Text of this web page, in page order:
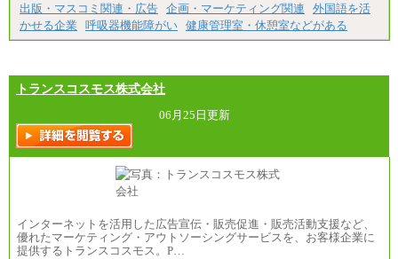
出版・マスコミ関連・広告 企画・マーケティング関連
外国語を活
かせる企業
呼吸器機能障がい 健康管理室・休憩室などがある
トランスコスモス株式会社
06月25日更新
インターネットを活用した広告宣伝・販売促進・販売活動支援など、
優れたマーケティング・アウトソーシングサービスを、お客様企業に
提供するトランスコスモス。P…